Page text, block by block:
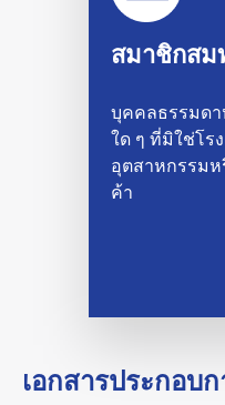
สมาชิกสม
บุคคลธรรมด
ใด ๆ ที่มิใช่โร
อุตสาหกรรม
ค้า
เอกสารประกอบ